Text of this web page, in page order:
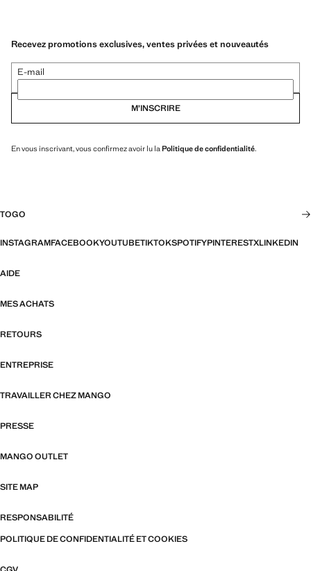
Recevez promotions exclusives, ventes privées et nouveautés
E-mail
M’INSCRIRE
En vous inscrivant, vous confirmez avoir lu la Politique de confidentialité.
TOGO
INSTAGRAMFACEBOOKYOUTUBETIKTOKSPOTIFYPINTERESTXLINKEDIN
AIDE
MES ACHATS
RETOURS
ENTREPRISE
TRAVAILLER CHEZ MANGO
PRESSE
MANGO OUTLET
SITE MAP
RESPONSABILITÉ
POLITIQUE DE CONFIDENTIALITÉ ET COOKIES